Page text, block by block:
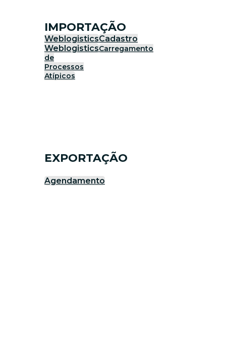
IMPORTAÇÃO
WeblogisticsCadastro
WeblogisticsCarregamento
de
Processos
Atípicos
EXPORTAÇÃO
Agendamento